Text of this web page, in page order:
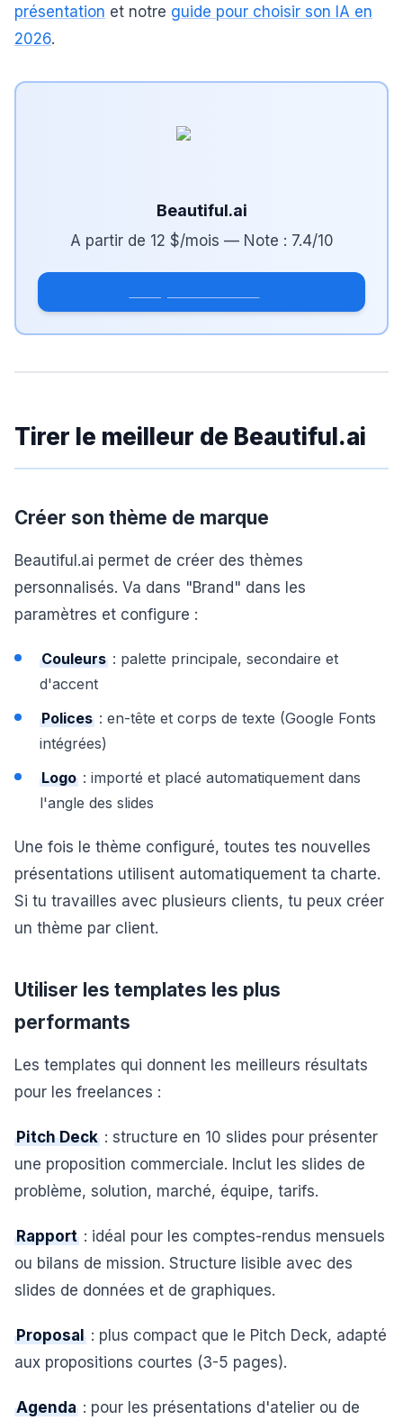
présentation et notre guide pour choisir son IA en
2026.
Beautiful.ai
A partir de 12 $/mois — Note : 7.4/10
Tirer le meilleur de Beautiful.ai
Créer son thème de marque
Beautiful.ai permet de créer des thèmes
personnalisés. Va dans "Brand" dans les
paramètres et configure :
Couleurs : palette principale, secondaire et
d'accent
Polices : en-tête et corps de texte (Google Fonts
intégrées)
Logo : importé et placé automatiquement dans
l'angle des slides
Une fois le thème configuré, toutes tes nouvelles
présentations utilisent automatiquement ta charte.
Si tu travailles avec plusieurs clients, tu peux créer
un thème par client.
Utiliser les templates les plus
performants
Les templates qui donnent les meilleurs résultats
pour les freelances :
Pitch Deck : structure en 10 slides pour présenter
une proposition commerciale. Inclut les slides de
problème, solution, marché, équipe, tarifs.
Rapport : idéal pour les comptes-rendus mensuels
ou bilans de mission. Structure lisible avec des
slides de données et de graphiques.
Proposal : plus compact que le Pitch Deck, adapté
aux propositions courtes (3-5 pages).
Agenda : pour les présentations d'atelier ou de